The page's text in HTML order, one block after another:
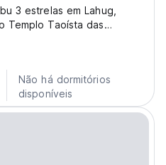
3 estrelas em Lahug,
Templo Taoísta das
Não há dormitórios
disponíveis